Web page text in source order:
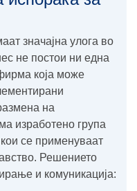
значајна улога во
не постои ни една
која може
на
изработено група
се применуваат
Решението
и комуникација: